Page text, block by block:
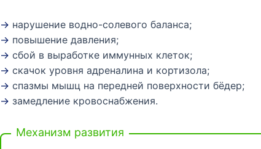
→ нарушение водно-солевого баланса;
→ повышение давления;
→ сбой в выработке иммунных клеток;
→ скачок уровня адреналина и кортизола;
→ спазмы мышц на передней поверхности бёдер;
→ замедление кровоснабжения.
Механизм развития